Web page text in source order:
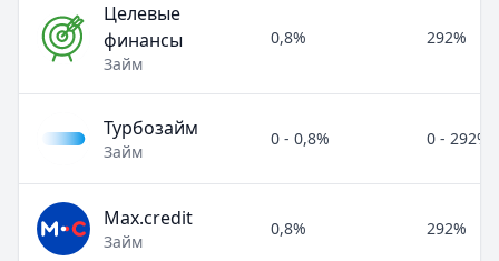
Целевые
финансы
Займ
0,8% 292%
Турбозайм
Займ
0 - 0,8% 0 - 292%
Max.credit
Займ
0,8% 292%